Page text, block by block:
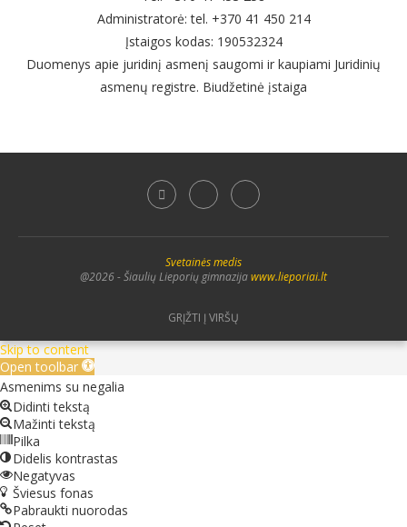
Administratorė: tel. +370 41 450 214
Įstaigos kodas: 190532324
Duomenys apie juridinį asmenį saugomi ir kaupiami Juridinių
asmenų registre. Biudžetinė įstaiga
Svetainės medis
@2026 - Šiaulių Lieporių gimnazijawww.lieporiai.lt
GRĮŽTI Į VIRŠŲ
Skip to content
Open toolbar
Asmenims su negalia
Didinti tekstą
Mažinti tekstą
Pilka
Didelis kontrastas
Negatyvas
Šviesus fonas
Pabraukti nuorodas